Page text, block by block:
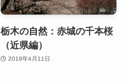
栃木の自然：赤城の千本桜
（近県編）
2019年4月11日